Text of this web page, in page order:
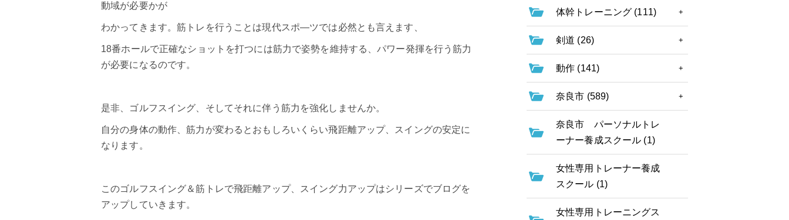
動域が必要かが
わかってきます。筋トレを行うことは現代スポ―ツでは必然とも言えます、
18番ホールで正確なショットを打つには筋力で姿勢を維持する、パワー発揮を行う筋力
が必要になるのです。
是非、ゴルフスイング、そしてそれに伴う筋力を強化しませんか。
自分の身体の動作、筋力が変わるとおもしろいくらい飛距離アップ、スイングの安定に
なります。
このゴルフスイング＆筋トレで飛距離アップ、スイング力アップはシリーズでブログを
アップしていきます。
体幹トレーニング (111)
剣道 (26)
動作 (141)
奈良市 (589)
奈良市 パーソナルトレ
ーナー養成スクール (1)
女性専用トレーナー養成
スクール (1)
女性専用トレーニングス